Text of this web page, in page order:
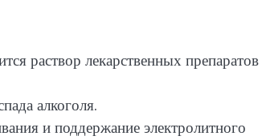
раствор лекарственных препаратов
алкоголя.
и поддержание электролитного